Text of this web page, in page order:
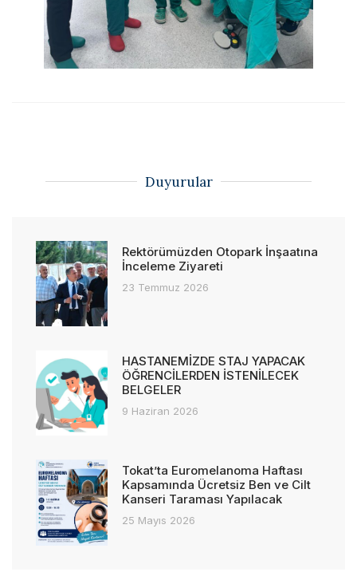
Duyurular
Rektörümüzden Otopark İnşaatına
İnceleme Ziyareti
23 Temmuz 2026
HASTANEMİZDE STAJ YAPACAK
ÖĞRENCİLERDEN İSTENİLECEK
BELGELER
9 Haziran 2026
Tokat’ta Euromelanoma Haftası
Kapsamında Ücretsiz Ben ve Cilt
Kanseri Taraması Yapılacak
25 Mayıs 2026